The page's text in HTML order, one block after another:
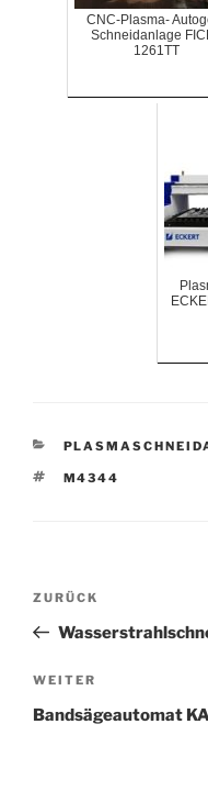
CNC-Plasma-
Schneidanlage
1261TT
KATEGORIEN
SCHLAGWÖRTER
M4344
Beitrags-
Vorheriger
Beitrag
ZURÜCK
Nächster
Beitrag
WEITER
Bandsägeautomat